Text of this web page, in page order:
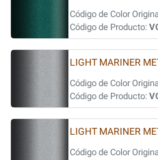
Código de Color
Código de Producto:
LIGHT MARINER
Código de Color
Código de Producto:
LIGHT MARINER
Código de Color